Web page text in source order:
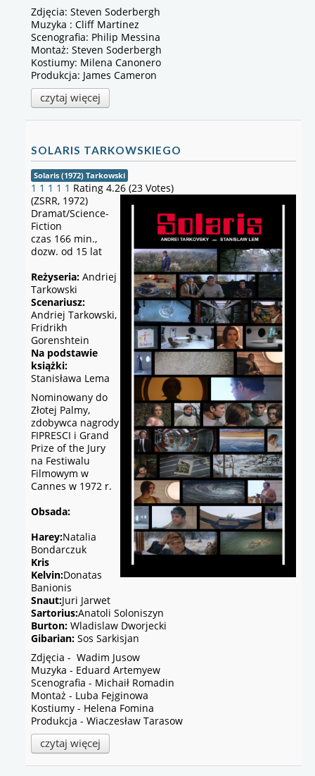
Zdjęcia: Steven Soderbergh
Muzyka : Cliff Martinez
Scenografia: Philip Messina
Montaż: Steven Soderbergh
Kostiumy: Milena Canonero
Produkcja: James Cameron
czytaj więcej
SOLARIS TARKOWSKIEGO
Solaris (1972) Tarkowski
1 1 1 1 1 Rating 4.26 (23 Votes)
(ZSRR, 1972)
Dramat/Science-
Fiction
czas 166 min.,
dozw. od 15 lat
Reżyseria: Andriej
Tarkowski
Scenariusz:
Andriej Tarkowski,
Fridrikh
Gorenshtein
Na podstawie
książki:
Stanisława Lema
Nominowany do
Złotej Palmy,
zdobywca nagrody
FIPRESCI i Grand
Prize of the Jury
na Festiwalu
Filmowym w
Cannes w 1972 r.
Obsada:
Harey:Natalia
Bondarczuk
Kris
Kelvin:Donatas
Banionis
Snaut:Juri Jarwet
Sartorius:Anatoli Soloniszyn
Burton: Wladislaw Dworjecki
Gibarian: Sos Sarkisjan
Zdjęcia - Wadim Jusow
Muzyka - Eduard Artemyew
Scenografia - Michaił Romadin
Montaż - Luba Fejginowa
Kostiumy - Helena Fomina
Produkcja - Wiaczesław Tarasow
czytaj więcej